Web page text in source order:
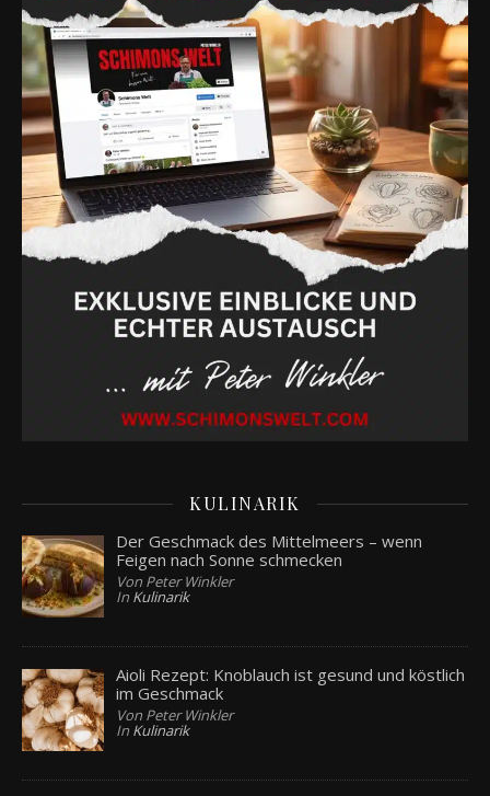
KULINARIK
Der Geschmack des Mittelmeers – wenn
Feigen nach Sonne schmecken
Von Peter Winkler
In Kulinarik
Aioli Rezept: Knoblauch ist gesund und köstlich
im Geschmack
Von Peter Winkler
In Kulinarik